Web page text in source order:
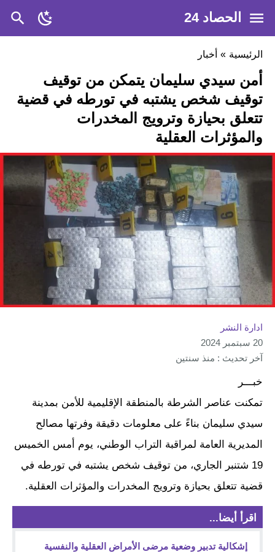
الحصاد 24
الرئيسية » أخبار
أمن سيدي سليمان يتمكن من توقيف
توقيف شخص يشتبه في تورطه في قضية
تتعلق بحيازة وترويج المخدرات
والمؤثرات العقلية
ادارة النشر
20 سبتمبر 2024
آخر تحديث : منذ سنتين
خبـــر
تمكنت عناصر الشرطة بالمنطقة الإقليمية للأمن بمدينة
سيدي سليمان بناءً على معلومات دقيقة وفرتها مصالح
المديرية العامة لمراقبة التراب الوطني، يوم أمس الخميس
19 شتنبر الجاري، من توقيف شخص يشتبه في تورطه في
قضية تتعلق بحيازة وترويج المخدرات والمؤثرات العقلية.
اقرأ أيضا...
إشكالية تدبير وضعية مرضى الأمراض العقلية والنفسية